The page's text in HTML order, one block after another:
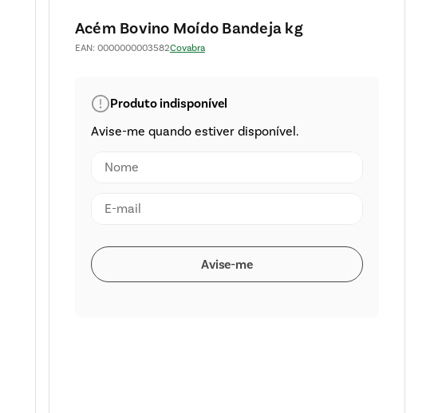
Acém Bovino Moído Bandeja kg
EAN: 0000000003582Covabra